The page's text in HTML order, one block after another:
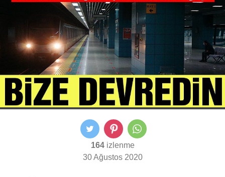
164izlenme
30 Ağustos 2020